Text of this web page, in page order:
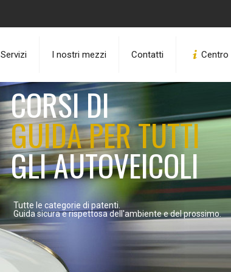
Servizi I nostri mezzi Contatti
CORSI DI
GUIDA PER TUTTI
GLI AUTOVEICOLI
Tutte le categorie di patenti.
Guida sicura e rispettosa dell'ambiente e del prossimo.